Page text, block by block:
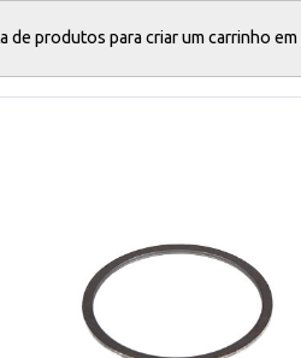
de produtos para criar um carrinho